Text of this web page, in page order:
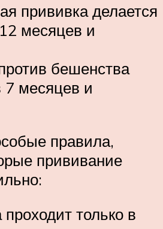
прививка делается
месяцев и
бешенства
7 месяцев и
правила,
прививание
только в